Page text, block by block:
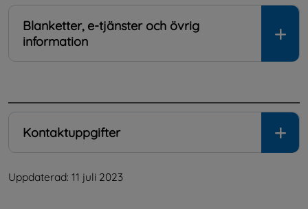
Blanketter, e-tjänster och övrig
information
Kontaktuppgifter
Uppdaterad: 11 juli 2023